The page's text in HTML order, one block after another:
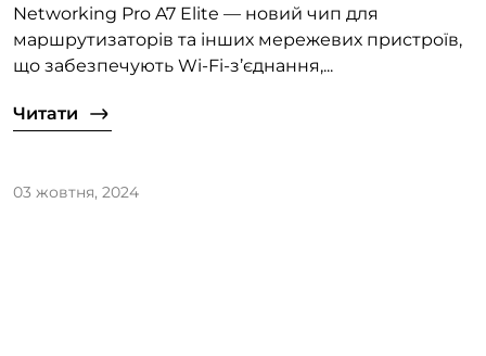
Networking Pro A7 Elite — новий чип для
маршрутизаторів та інших мережевих пристроїв,
що забезпечують Wi-Fi-з’єднання,...
Читати
03 жовтня, 2024